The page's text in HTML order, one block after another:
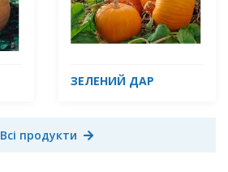
ЗЕЛЕНИЙ ДАР
Всі продукти